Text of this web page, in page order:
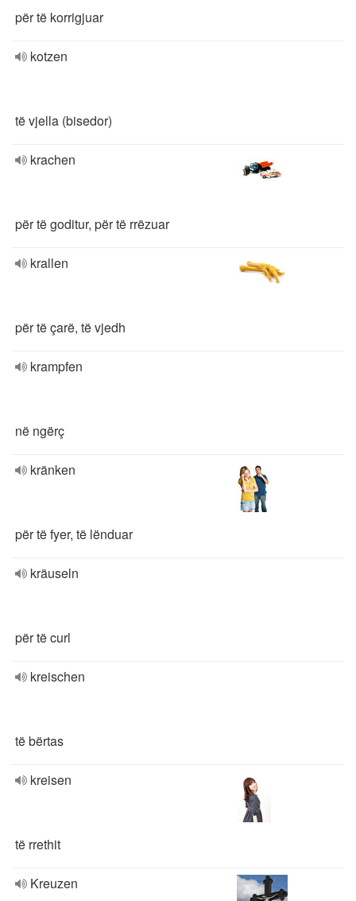
për të korrigjuar
kotzen
të vjella (bisedor)
krachen
për të goditur, për të rrëzuar
krallen
për të çarë, të vjedh
krampfen
në ngërç
kränken
për të fyer, të lënduar
kräuseln
për të curl
kreischen
të bërtas
kreisen
të rrethit
Kreuzen